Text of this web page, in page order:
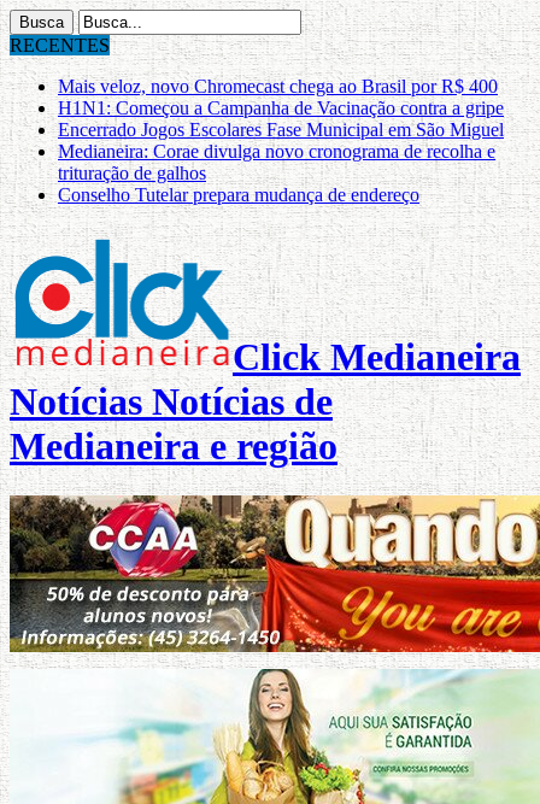
RECENTES
Mais veloz, novo Chromecast chega ao Brasil por R$ 400
H1N1: Começou a Campanha de Vacinação contra a gripe
Encerrado Jogos Escolares Fase Municipal em São Miguel
Medianeira: Corae divulga novo cronograma de recolha e
trituração de galhos
Conselho Tutelar prepara mudança de endereço
Click Medianeira
Notícias Notícias de
Medianeira e região